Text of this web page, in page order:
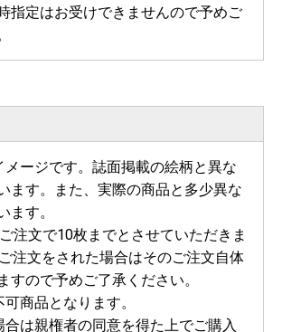
指定はお受けできませんので予めご
ージです。誌面掲載の絵柄と異な
ます。また、実際の商品と多少異な
ます。
注文で10枚までとさせていただきま
注文をされた場合はそのご注文自体
すので予めご了承ください。
商品となります。
は親権者の同意を得た上でご購入